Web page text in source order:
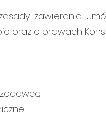
zawierania
oraz o prawach